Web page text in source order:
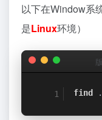
以下在Window系
是Linux环境）
find .